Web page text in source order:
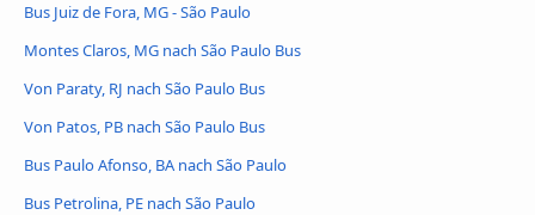
Bus Juiz de Fora, MG - São Paulo
Montes Claros, MG nach São Paulo Bus
Von Paraty, RJ nach São Paulo Bus
Von Patos, PB nach São Paulo Bus
Bus Paulo Afonso, BA nach São Paulo
Bus Petrolina, PE nach São Paulo